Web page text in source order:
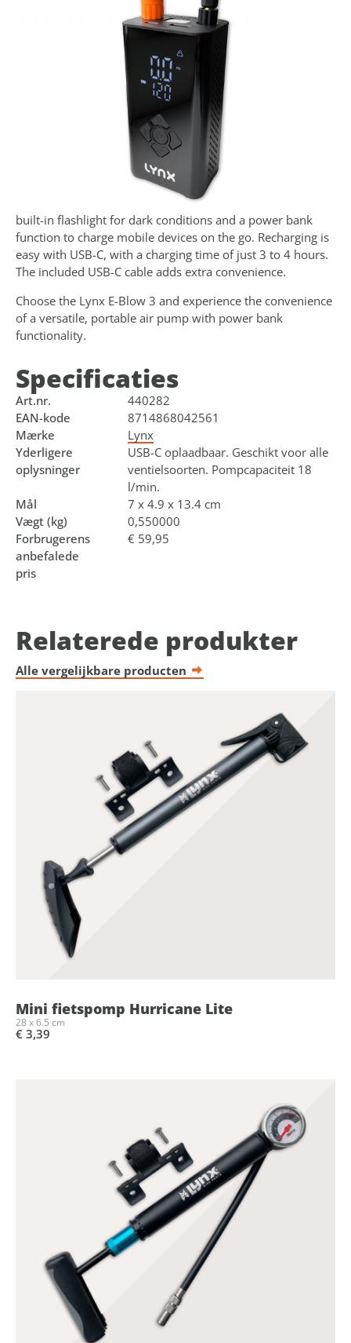
Product­omschrijving
The Lynx E-Blow 3 is a powerful and compact cordless air
pump that effortlessly inflates up to 11 bar. With an
impressive pumping capacity of 18 litres per minute, this
portable mini compressor is suitable for all valve types.
Whether it's bicycle tyres, scooters, motorcycles, or sports
equipment, the E-Blow 3 delivers reliable performance.
There is a total of 4 pressure units to choose from, namely
psi, bar, kPa and kg/cm2.
In addition, the E-Blow 3 features useful extras such as a
built-in flashlight for dark conditions and a power bank
function to charge mobile devices on the go. Recharging is
easy with USB-C, with a charging time of just 3 to 4 hours.
The included USB-C cable adds extra convenience.
Choose the Lynx E-Blow 3 and experience the convenience
of a versatile, portable air pump with power bank
functionality.
Specificaties
Art.nr.
440282
EAN-kode
8714868042561
Mærke
Lynx
Yderligere
oplysninger
USB-C oplaadbaar. Geschikt voor alle
ventielsoorten. Pompcapaciteit 18
l/min.
Mål
7 x 4.9 x 13.4 cm
Vægt (kg)
0,550000
Forbrugerens
anbefalede
pris
€ 59,95
Relaterede produkter
Alle vergelijkbare producten
Mini fietspomp Hurricane Lite
28 x 6.5 cm
€ 3,39